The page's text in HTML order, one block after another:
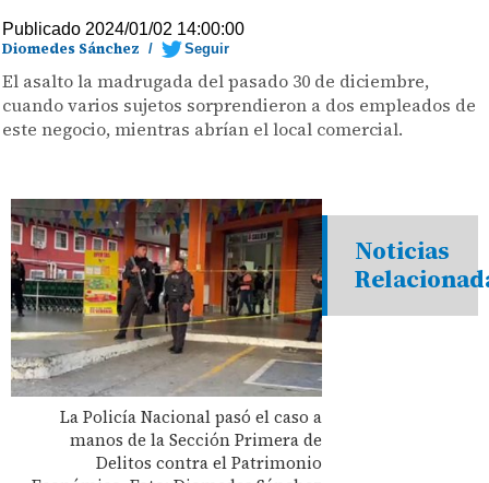
Publicado 2024/01/02 14:00:00
Diomedes Sánchez / Seguir
El asalto la madrugada del pasado 30 de diciembre,
cuando varios sujetos sorprendieron a dos empleados de
este negocio, mientras abrían el local comercial.
La Policía Nacional pasó el caso a
manos de la Sección Primera de
Delitos contra el Patrimonio
Noticias